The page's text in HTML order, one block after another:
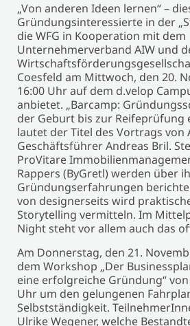
„Von anderen Ideen lernen“ –
Gründungsinteressierte in der
die WFG in Kooperation mit dem
Unternehmerverband AIW und
Coesfeld am Mittwoch, den 20.
16:00 Uhr auf dem d.velop
anbietet. „Barcamp:
der Geburt bis zur Reifeprüfung
lautet der Titel des Vortrags von
Geschäftsführer Andreas Bril.
ProVitare
Rappers (ByGretl) werden über
Gründungserfahrungen
von designerseits wird
Storytelling vermitteln. Im
Night steht vor allem auch das
Am Donnerstag, den 21.
dem Workshop „Der
eine erfolgreiche Gründung“
Uhr um den gelungenen
Selbstständigkeit.
Ulrike Wegener, welche